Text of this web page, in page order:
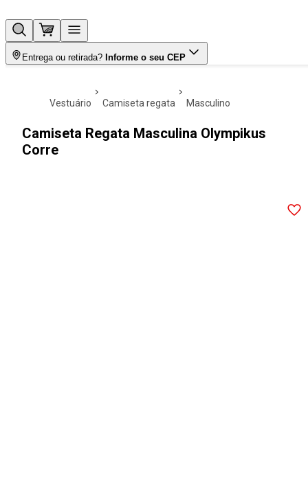
Entrega ou retirada? Informe o seu CEP
vestuário camiseta regata masculino
Camiseta Regata Masculina Olympikus
Corre